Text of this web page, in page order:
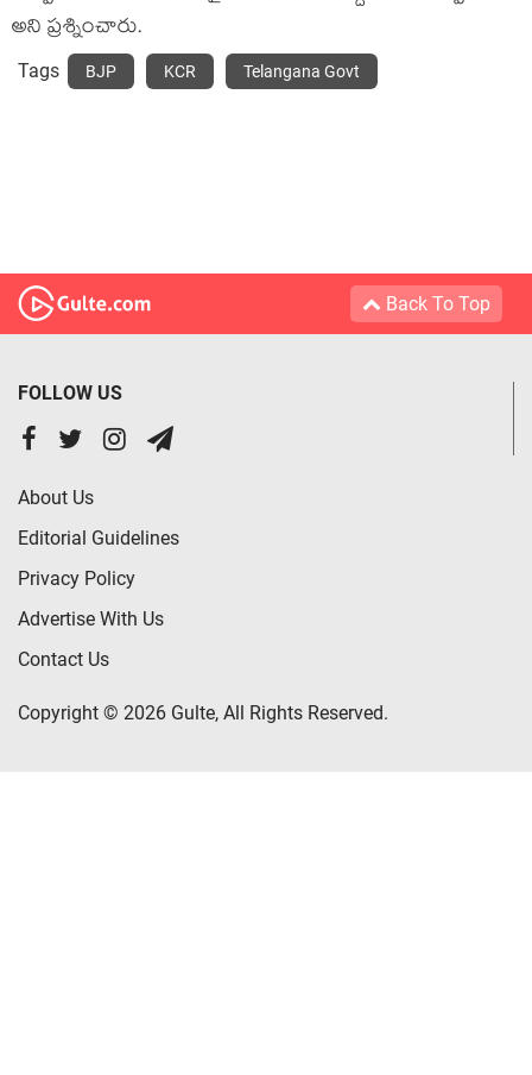
అని ప్ర‌శ్నించారు.
Tags BJP KCR Telangana Govt
Back To Top
FOLLOW US
About Us
Editorial Guidelines
Privacy Policy
Advertise With Us
Contact Us
Copyright © 2026 Gulte, All Rights Reserved.